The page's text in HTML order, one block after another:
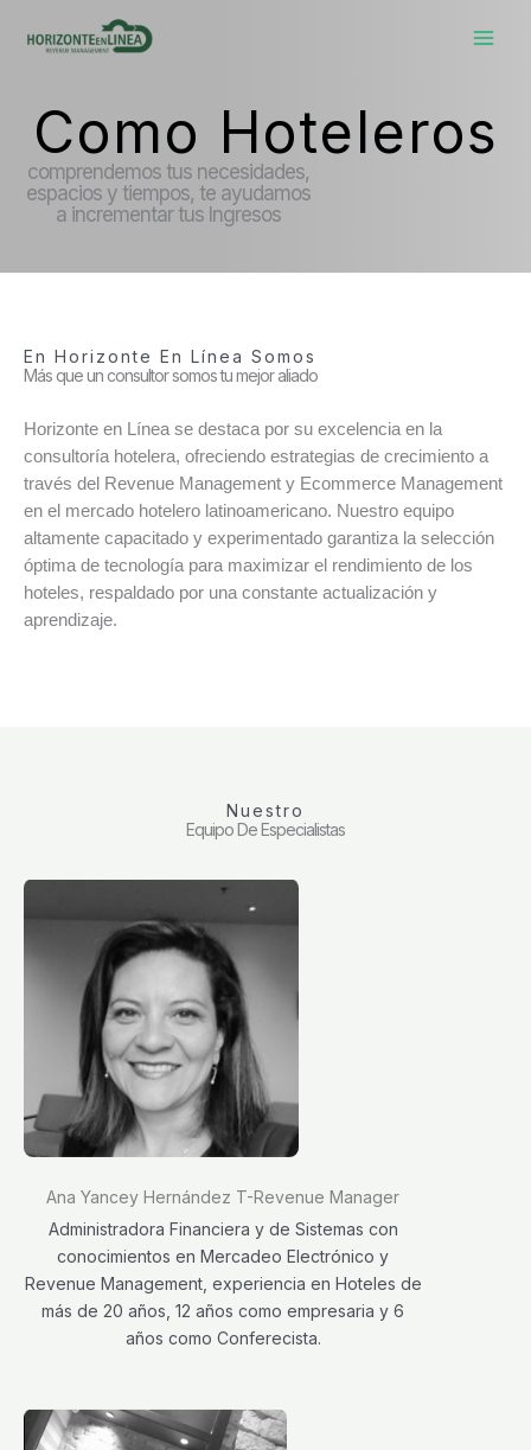
Como Hoteleros
comprendemos tus necesidades,
espacios y tiempos, te ayudamos
a incrementar tus Ingresos
En Horizonte En Línea Somos
Más que un consultor somos tu mejor aliado
Horizonte en Línea se destaca por su excelencia en la
consultoría hotelera, ofreciendo estrategias de crecimiento a
través del Revenue Management y Ecommerce Management
en el mercado hotelero latinoamericano. Nuestro equipo
altamente capacitado y experimentado garantiza la selección
óptima de tecnología para maximizar el rendimiento de los
hoteles, respaldado por una constante actualización y
aprendizaje.
Nuestro
Equipo De Especialistas
Ana Yancey Hernández T-Revenue Manager
Administradora Financiera y de Sistemas con
conocimientos en Mercadeo Electrónico y
Revenue Management, experiencia en Hoteles de
más de 20 años, 12 años como empresaria y 6
años como Conferecista.